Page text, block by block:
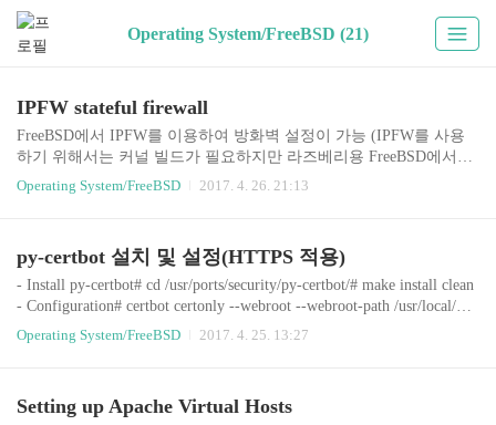
Operating System/FreeBSD (21)
IPFW stateful firewall
FreeBSD에서 IPFW를 이용하여 방화벽 설정이 가능 (IPFW를 사용
하기 위해서는 커널 빌드가 필요하지만 라즈베리용 FreeBSD에서는
이미 적용되어 있음) 시스템이 부팅될 때 자동으로 IPFW를 시작되
도록 /etc/rc.conf 파일에 내용 추가 (로깅, 설정파일도 지정)# vi /etc/r
=1net.inet.ip.fw.verbose_limit=5 방화벽 설정(우선 순위가 높은 규칙
이 우선적으로 적용되기 때문에 목적에 따라 순위를 지정)# vi /etc/fi
r..
Operating System/FreeBSD 2017. 4. 26. 21:13
py-certbot 설치 및 설정(HTTPS 적용)
- Install py-certbot# cd /usr/ports/security/py-certbot/# make install clean
- Configuration# certbot certonly --webroot --webroot-path /usr/local/ww
w/apache24/data/ -d do9.kr -d www.do9.kr# certbot certonly --webroot --
webroot-path /usr/local/www/apache24/rnd/ -d rnd.do9.kr httpd.conf 파
Operating System/FreeBSD 2017. 4. 25. 13:27
Setting up Apache Virtual Hosts